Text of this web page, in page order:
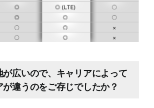
が広いので、キャリアによって
違うのをご存じでしたか？